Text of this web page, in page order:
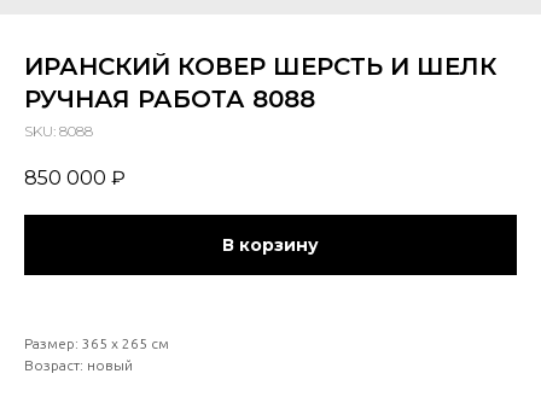
ИРАНСКИЙ КОВЕР ШЕРСТЬ И ШЕЛК
РУЧНАЯ РАБОТА 8088
SKU: 8088
850 000 ₽
В корзину
Размер: 365 х 265 см
Возраст: новый